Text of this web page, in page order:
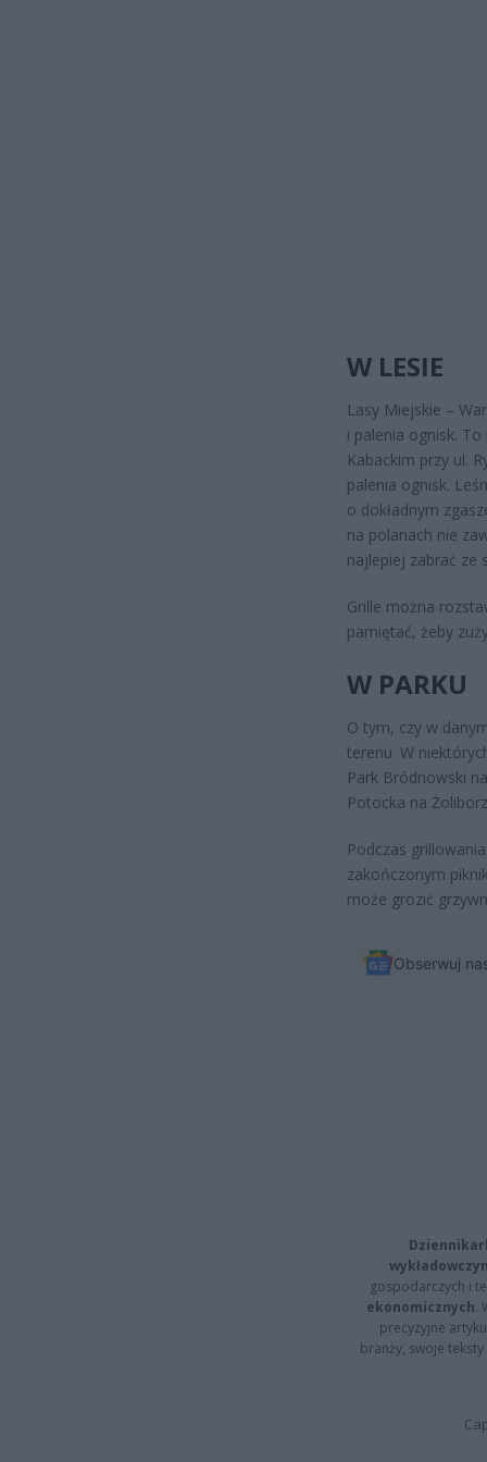
W LESIE
Lasy Miejskie –
i palenia ognisk.
Kabackim przy ul.
palenia ognisk.
o dokładnym
na polanach nie
najlepiej zabrać ze
Grille można
pamiętać, żeby
W PARKU
O tym, czy w
terenu. W
Park Bródnowski
Potocka na
Podczas
zakończonym
może grozić
Obserwuj
gospodarczych i
ekonomicznych.
precyzyjne
branży, swoje